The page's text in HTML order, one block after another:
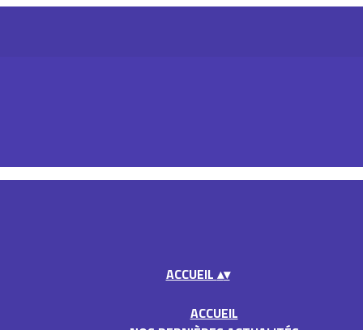
ACCUEIL ▴▾
ACCUEIL